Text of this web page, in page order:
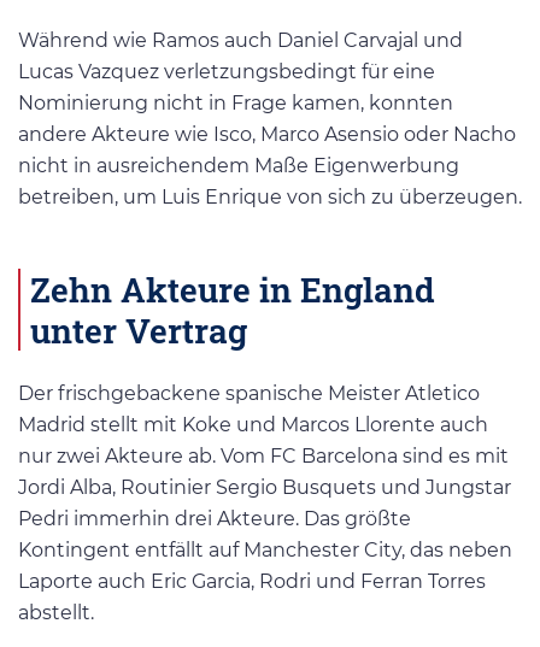
Während wie Ramos auch Daniel Carvajal und
Lucas Vazquez verletzungsbedingt für eine
Nominierung nicht in Frage kamen, konnten
andere Akteure wie Isco, Marco Asensio oder Nacho
nicht in ausreichendem Maße Eigenwerbung
betreiben, um Luis Enrique von sich zu überzeugen.
Zehn Akteure in England
unter Vertrag
Der frischgebackene spanische Meister Atletico
Madrid stellt mit Koke und Marcos Llorente auch
nur zwei Akteure ab. Vom FC Barcelona sind es mit
Jordi Alba, Routinier Sergio Busquets und Jungstar
Pedri immerhin drei Akteure. Das größte
Kontingent entfällt auf Manchester City, das neben
Laporte auch Eric Garcia, Rodri und Ferran Torres
abstellt.